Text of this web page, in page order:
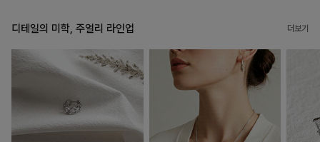
디테일의 미학, 주얼리 라인업 더보기